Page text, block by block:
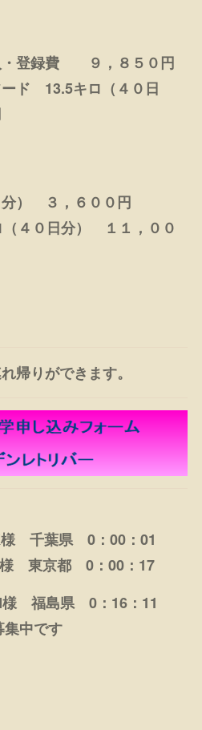
・登録費 ９，８５０円
ド 13.5キロ（４０日
分） ３，６００円
４０日分） １１，００
帰りができます。
千葉県 0：00：01
東京都 0：00：17
福島県 0：16：11
中です